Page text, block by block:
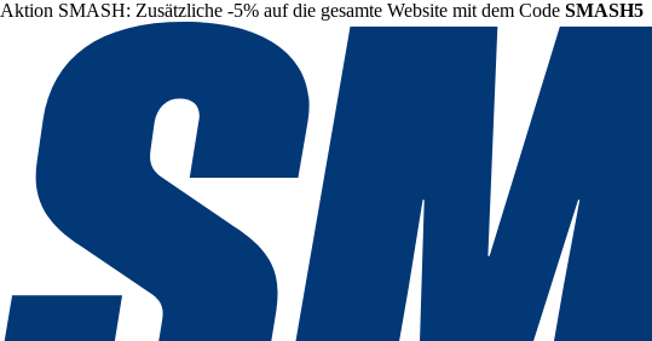
Aktion SMASH: Zusätzliche -5% auf die gesamte Website mit dem Code SMASH5